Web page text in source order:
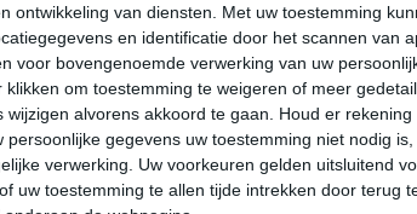
ontwikkeling van diensten.
Met uw toestemming
en identificatie door het scannen van
voor bovengenoemde verwerking van uw
klikken om toestemming te weigeren of meer
alvorens akkoord te gaan.
Houd er
persoonlijke gegevens uw toestemming niet nodig
verwerking. Uw voorkeuren gelden uitsluitend
uw toestemming te allen tijde intrekken door terug
in Europa. Als je naar de klimaatcijfers kijkt, zal
neem dan een kijkje bij de volgende
aanbieding hebben: